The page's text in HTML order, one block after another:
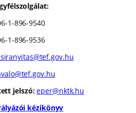
1-896-9540
1-896-9536
jelszó: eper@nktk.hu
kézikönyv